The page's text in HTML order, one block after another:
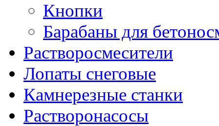
Кнопки
Барабаны для
Растворосмесители
Лопаты снеговые
Камнерезные станки
Растворонасосы